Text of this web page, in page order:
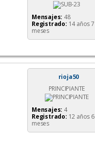
Mensajes: 48
Registrado: 14 años 7
meses
rioja50
PRINCIPIANTE
Mensajes: 4
Registrado: 12 años 6
meses